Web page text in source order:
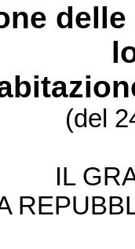
delle
(del
IL